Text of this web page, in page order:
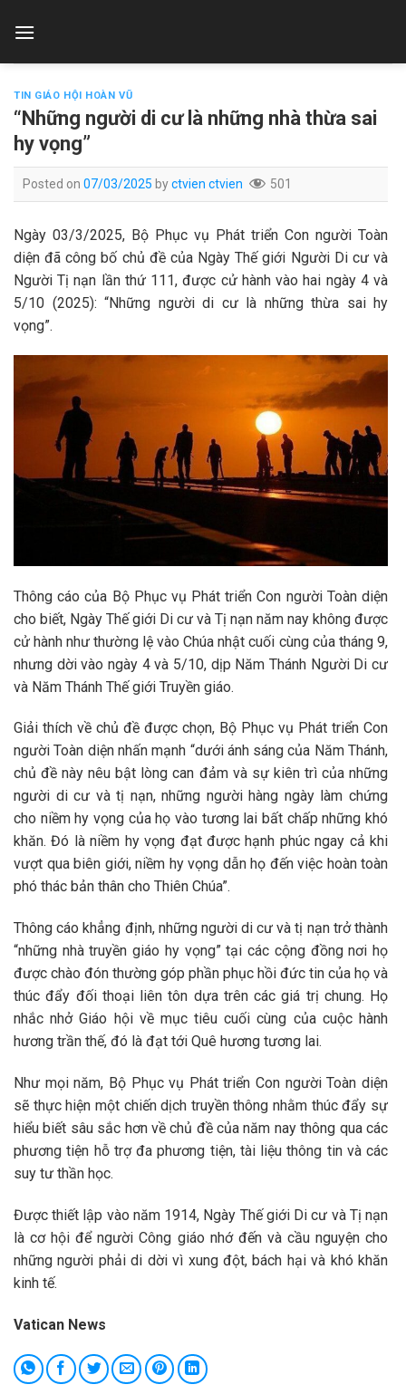
TIN GIÁO HỘI HOÀN VŨ
“Những người di cư là những nhà thừa sai
hy vọng”
Posted on 07/03/2025 byctvien ctvien 501
Ngày 03/3/2025, Bộ Phục vụ Phát triển Con người Toàn
diện đã công bố chủ đề của Ngày Thế giới Người Di cư và
Người Tị nạn lần thứ 111, được cử hành vào hai ngày 4 và
5/10 (2025): “Những người di cư là những thừa sai hy
vọng”.
Thông cáo của Bộ Phục vụ Phát triển Con người Toàn diện
cho biết, Ngày Thế giới Di cư và Tị nạn năm nay không được
cử hành như thường lệ vào Chúa nhật cuối cùng của tháng 9,
nhưng dời vào ngày 4 và 5/10, dịp Năm Thánh Người Di cư
và Năm Thánh Thế giới Truyền giáo.
Giải thích về chủ đề được chọn, Bộ Phục vụ Phát triển Con
người Toàn diện nhấn mạnh “dưới ánh sáng của Năm Thánh,
chủ đề này nêu bật lòng can đảm và sự kiên trì của những
người di cư và tị nạn, những người hàng ngày làm chứng
cho niềm hy vọng của họ vào tương lai bất chấp những khó
khăn. Đó là niềm hy vọng đạt được hạnh phúc ngay cả khi
vượt qua biên giới, niềm hy vọng dẫn họ đến việc hoàn toàn
phó thác bản thân cho Thiên Chúa”.
Thông cáo khẳng định, những người di cư và tị nạn trở thành
“những nhà truyền giáo hy vọng” tại các cộng đồng nơi họ
được chào đón thường góp phần phục hồi đức tin của họ và
thúc đẩy đối thoại liên tôn dựa trên các giá trị chung. Họ
nhắc nhở Giáo hội về mục tiêu cuối cùng của cuộc hành
hương trần thế, đó là đạt tới Quê hương tương lai.
Như mọi năm, Bộ Phục vụ Phát triển Con người Toàn diện
sẽ thực hiện một chiến dịch truyền thông nhằm thúc đẩy sự
hiểu biết sâu sắc hơn về chủ đề của năm nay thông qua các
phương tiện hỗ trợ đa phương tiện, tài liệu thông tin và các
suy tư thần học.
Được thiết lập vào năm 1914, Ngày Thế giới Di cư và Tị nạn
là cơ hội để người Công giáo nhớ đến và cầu nguyện cho
những người phải di dời vì xung đột, bách hại và khó khăn
kinh tế.
Vatican News